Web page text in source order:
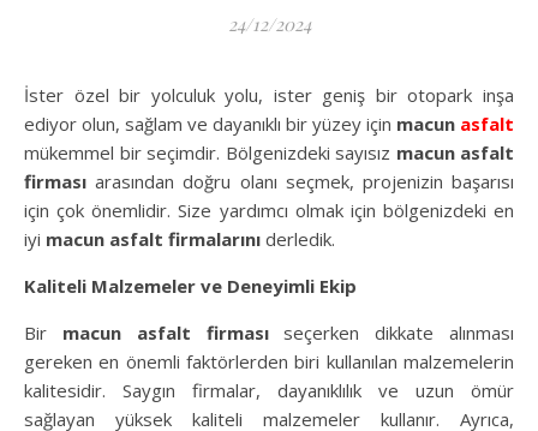
24/12/2024
İster özel bir yolculuk yolu, ister geniş bir otopark inşa
ediyor olun, sağlam ve dayanıklı bir yüzey için macun asfalt
mükemmel bir seçimdir. Bölgenizdeki sayısız macun asfalt
firması arasından doğru olanı seçmek, projenizin başarısı
için çok önemlidir. Size yardımcı olmak için bölgenizdeki en
iyi macun asfalt firmalarını derledik.
Kaliteli Malzemeler ve Deneyimli Ekip
Bir macun asfalt firmasıseçerken dikkate alınması
gereken en önemli faktörlerden biri kullanılan malzemelerin
kalitesidir. Saygın firmalar, dayanıklılık ve uzun ömür
sağlayan yüksek kaliteli malzemeler kullanır. Ayrıca,